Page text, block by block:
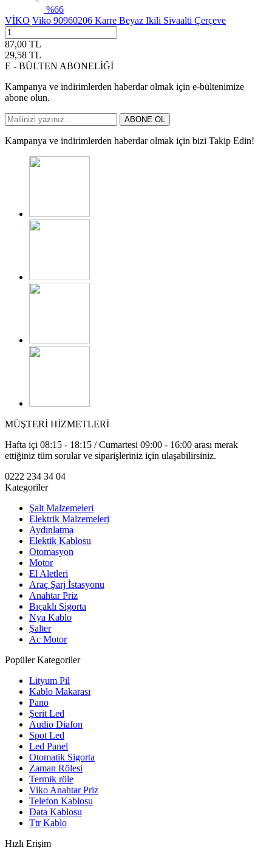
%66
VİKO Viko 90960206 Karre Beyaz Ikili Sivaalti Çerçeve
87,00 TL
29,58 TL
E - BÜLTEN ABONELİĞİ
Kampanya ve indirimlerden haberdar olmak için e-bültenimize
abone olun.
ABONE OL
Kampanya ve indirimlerden haberdar olmak için bizi Takip Edin!
MÜŞTERİ HİZMETLERİ
Hafta içi 08:15 - 18:15 / Cumartesi 09:00 - 16:00 arası merak
ettiğiniz tüm sorular ve siparişleriniz için ulaşabilirsiniz.
0222 234 34 04
Kategoriler
Şalt Malzemeleri
Elektrik Malzemeleri
Aydınlatma
Elektik Kablosu
Otomasyon
Motor
El Aletleri
Araç Şarj İstasyonu
Anahtar Priz
Bıçaklı Sigorta
Nya Kablo
Şalter
Ac Motor
Popüler Kategoriler
Lityum Pil
Kablo Makarası
Pano
Şerit Led
Audio Diafon
Spot Led
Led Panel
Otomatik Sigorta
Zaman Rölesi
Termik röle
Viko Anahtar Priz
Telefon Kablosu
Data Kablosu
Ttr Kablo
Hızlı Erişim